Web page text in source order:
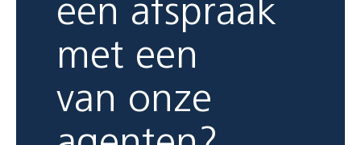
een afspraak
met een
van onze